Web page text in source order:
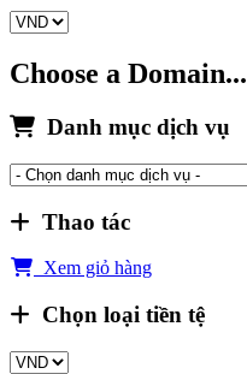
Choose a Domain...
Danh mục dịch vụ
Thao tác
Xem giỏ hàng
Chọn loại tiền tệ